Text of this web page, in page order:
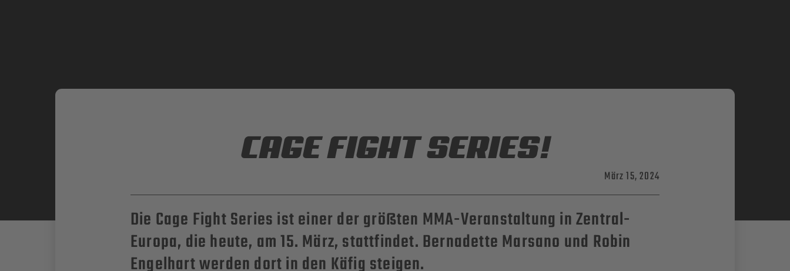
CAGE FIGHT SERIES!
März 15, 2024
Die Cage Fight Series ist einer der größten MMA-Veranstaltung in Zentral-
Europa, die heute, am 15. März, stattfindet. Bernadette Marsano und Robin
Engelhart werden dort in den Käfig steigen.